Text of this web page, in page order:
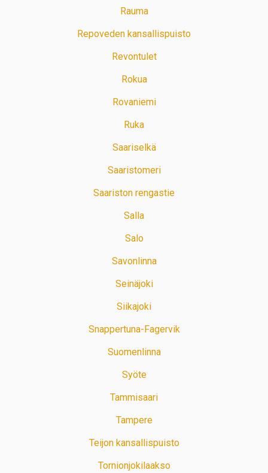
Rauma
Repoveden kansallispuisto
Revontulet
Rokua
Rovaniemi
Ruka
Saariselkä
Saaristomeri
Saariston rengastie
Salla
Salo
Savonlinna
Seinäjoki
Siikajoki
Snappertuna-Fagervik
Suomenlinna
Syöte
Tammisaari
Tampere
Teijon kansallispuisto
Tornionjokilaakso